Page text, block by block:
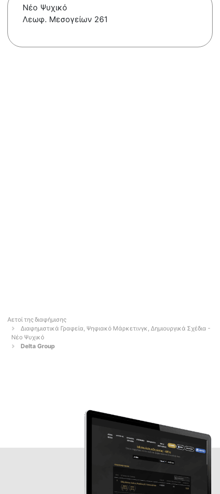
Νέο Ψυχικό
Λεωφ. Μεσογείων 261
Αετοί της διαφήμισης
Διαφημιστικά Γραφεία, Ψηφιακό Μάρκετινγκ, Δημιουργικά Σχέδια -
Νέο Ψυχικό
Delta Group